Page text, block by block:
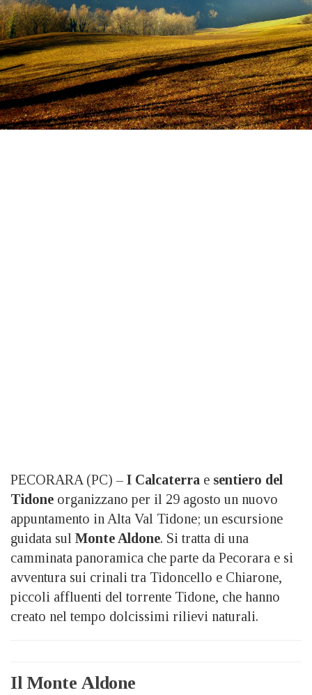
PECORARA (PC) – I Calcaterra e sentiero del
Tidone organizzano per il 29 agosto un nuovo
appuntamento in Alta Val Tidone; un escursione
guidata sul Monte Aldone. Si tratta di una
camminata panoramica che parte da Pecorara e si
avventura sui crinali tra Tidoncello e Chiarone,
piccoli affluenti del torrente Tidone, che hanno
creato nel tempo dolcissimi rilievi naturali.
Il Monte Aldone